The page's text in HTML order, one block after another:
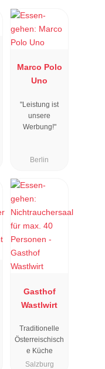
Marco Polo
Uno
"Leistung ist
unsere
Werbung!"
Berlin
Gasthof
Wastlwirt
Traditionelle
Österreischisch
e Küche
Salzburg